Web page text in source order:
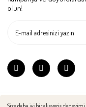
olun!
2021 © MelKa Naturel.